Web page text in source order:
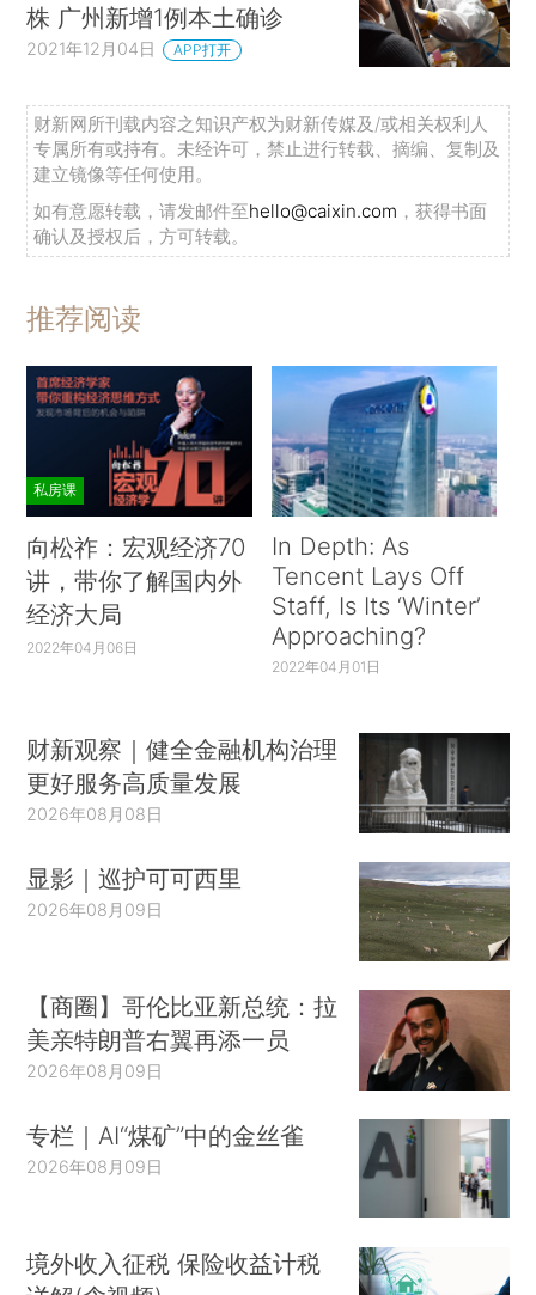
株 广州新增1例本土确诊
2021年12月04日 APP打开
财新网所刊载内容之知识产权为财新传媒及/或相关权利人
专属所有或持有。未经许可，禁止进行转载、摘编、复制及
建立镜像等任何使用。
如有意愿转载，请发邮件至hello@caixin.com ，获得书面
确认及授权后，方可转载。
推荐阅读
私房课
向松祚：宏观经济70
讲，带你了解国内外
经济大局
2022年04月06日
In Depth: As
Tencent Lays Off
Staff, Is Its ‘Winter’
Approaching?
2022年04月01日
财新观察｜健全金融机构治理
更好服务高质量发展
2026年08月08日
显影｜巡护可可西里
2026年08月09日
【商圈】哥伦比亚新总统：拉
美亲特朗普右翼再添一员
2026年08月09日
专栏｜AI“煤矿”中的金丝雀
2026年08月09日
境外收入征税 保险收益计税